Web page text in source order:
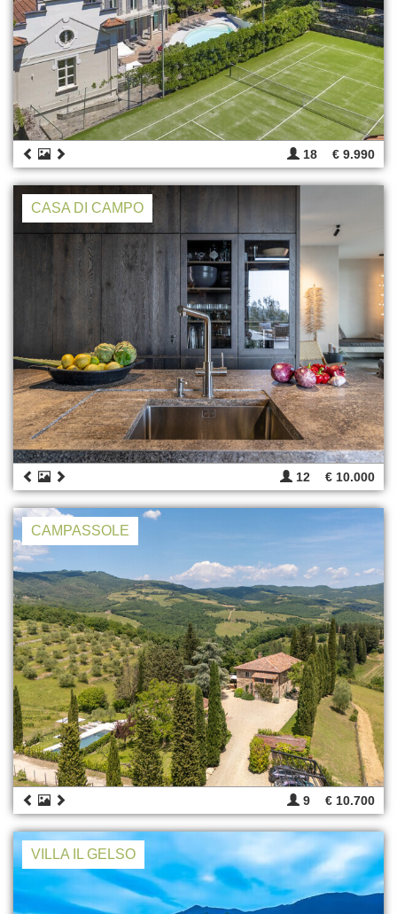
18 € 9.990
CASA DI CAMPO
12 € 10.000
CAMPASSOLE
9 € 10.700
VILLA IL GELSO